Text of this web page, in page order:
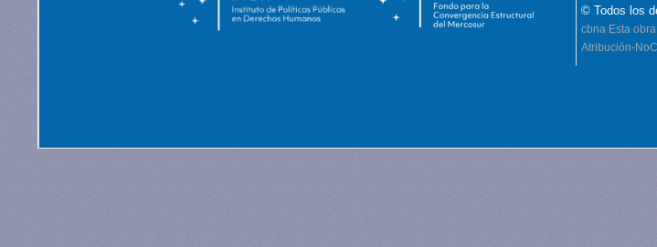
© Todos los
cbna Esta
Atribución-